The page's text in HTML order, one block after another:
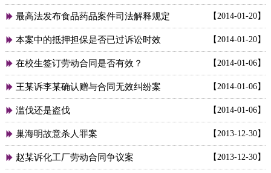
 【2014-01-20】
最高法发布食品药品案件司法解释规定
 【2014-01-20】
本案中的抵押担保是否已过诉讼时效
 【2014-01-06】
在校生签订劳动合同是否有效？
 【2014-01-06】
王某诉李某确认赠与合同无效纠纷案
 【2014-01-06】
滥伐还是盗伐
 【2013-12-30】
巢海明故意杀人罪案
 【2013-12-30】
赵某诉化工厂劳动合同争议案